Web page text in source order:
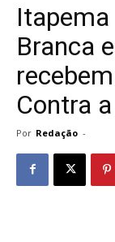
Branca
Contra
Por Redação -